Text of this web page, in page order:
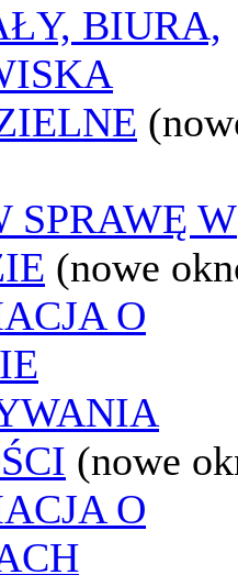
BIURA,
SPRAWĘ W
(nowe
O
(nowe
O